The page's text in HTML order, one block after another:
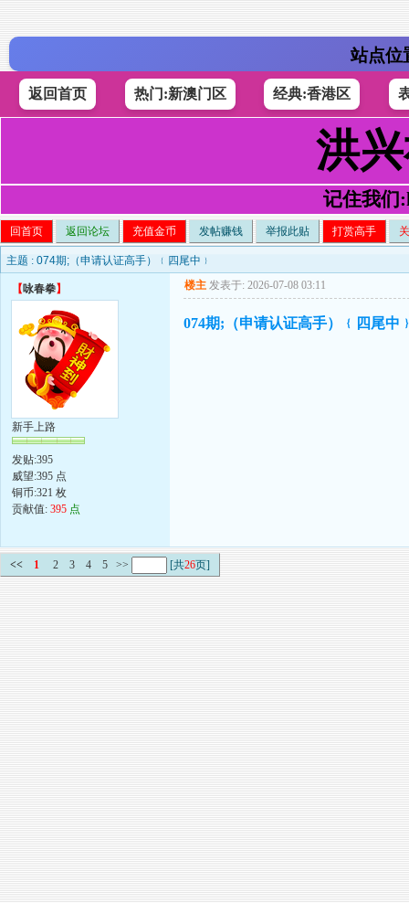
站点位
返回首页 热门:新澳门区 经典:香港区
洪
记住我们
回首页 返回论坛 充值金币 发帖赚钱 举报此贴 打赏高手
主题 : 074期;（申请认证高手）﹛四尾中﹜
【咏春拳】
新手上路
发贴:395
威望:395 点
铜币:321 枚
贡献值: 395 点
楼主 发表于: 2026-07-08 03:11
074期;（申请认证高手）﹛四尾中
<< 1 2 3 4 5 >> [共26页]